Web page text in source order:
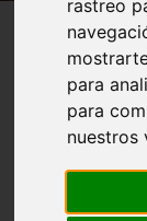
rastreo
para
para
nuestros
Región de Murcia